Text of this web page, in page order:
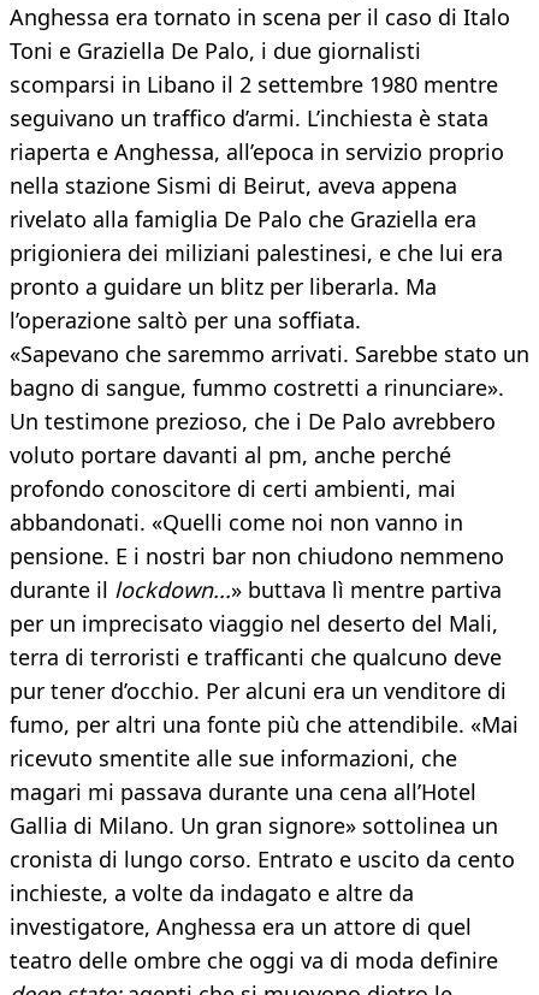
Anghessa era tornato in scena per il caso di Italo
Toni e Graziella De Palo, i due giornalisti
scomparsi in Libano il 2 settembre 1980 mentre
seguivano un traffico d’armi. L’inchiesta è stata
riaperta e Anghessa, all’epoca in servizio proprio
nella stazione Sismi di Beirut, aveva appena
rivelato alla famiglia De Palo che Graziella era
prigioniera dei miliziani palestinesi, e che lui era
pronto a guidare un blitz per liberarla. Ma
l’operazione saltò per una soffiata.
«Sapevano che saremmo arrivati. Sarebbe stato un
bagno di sangue, fummo costretti a rinunciare».
Un testimone prezioso, che i De Palo avrebbero
voluto portare davanti al pm, anche perché
profondo conoscitore di certi ambienti, mai
abbandonati. «Quelli come noi non vanno in
pensione. E i nostri bar non chiudono nemmeno
durante il lockdown...» buttava lì mentre partiva
per un imprecisato viaggio nel deserto del Mali,
terra di terroristi e trafficanti che qualcuno deve
pur tener d’occhio. Per alcuni era un venditore di
fumo, per altri una fonte più che attendibile. «Mai
ricevuto smentite alle sue informazioni, che
magari mi passava durante una cena all’Hotel
Gallia di Milano. Un gran signore» sottolinea un
cronista di lungo corso. Entrato e uscito da cento
inchieste, a volte da indagato e altre da
investigatore, Anghessa era un attore di quel
teatro delle ombre che oggi va di moda definire